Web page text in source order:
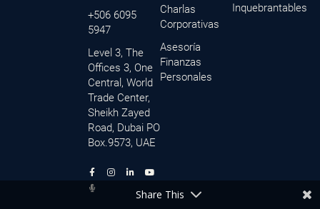
+506 6095
5947
Level 3, The
Offices 3, One
Central, World
Trade Center,
Sheikh Zayed
Road, Dubai PO
Box.9573, UAE
F
a
c
e
I
n
L
i
Y
o
t
M
i
c
r
Charlas
Corporativas
Asesoría
Finanzas
Personales
Inquebrantables
Share This